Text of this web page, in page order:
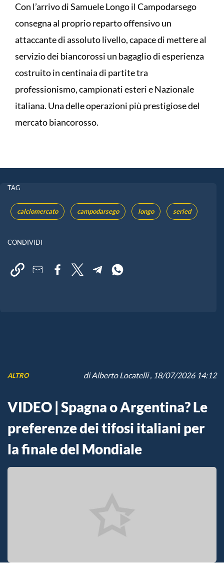
Con l’arrivo di Samuele Longo il Campodarsego
consegna al proprio reparto offensivo un
attaccante di assoluto livello, capace di mettere al
servizio dei biancorossi un bagaglio di esperienza
costruito in centinaia di partite tra
professionismo, campionati esteri e Nazionale
italiana. Una delle operazioni più prestigiose del
mercato biancorosso.
TAG
calciomercato campodarsego longo seried
CONDIVIDI
ALTRO diAlberto Locatelli, 18/07/2026 14:12
VIDEO | Spagna o Argentina? Le
preferenze dei tifosi italiani per
la finale del Mondiale